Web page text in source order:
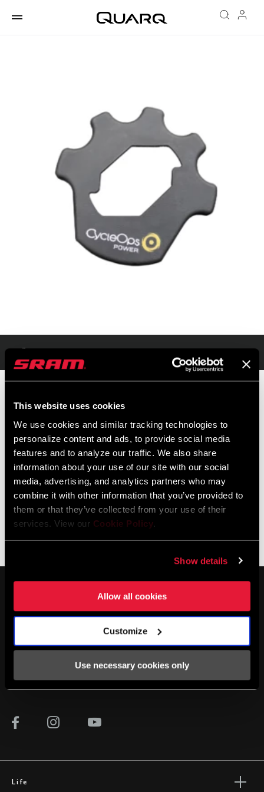
This website uses cookies
We use cookies and similar tracking technologies to
personalize content and ads, to provide social media
features and to analyze our traffic. We also share
information about your use of our site with our social
media, advertising, and analytics partners who may
combine it with other information that you’ve provided to
them or that they’ve collected from your use of their
services. View our Cookie Policy.
Show details
Allow all cookies
Customize
Use necessary cookies only
UVP
$12
MODELL ID
TL-PWTP-WRCP-A1
Service
BESUCHEN SIE DIE PRODUKTSERVICE-SEITE
Life